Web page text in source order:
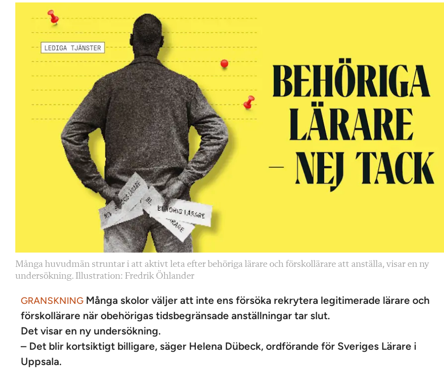
Många huvudmän struntar i att aktivt leta efter behöriga lärare och förskol­lärare att anställa, visar en ny
undersökning. Illustration: Fredrik Öhlander
GRANSKNING Många skolor väljer att inte ens försöka rekrytera ­legitimerade lärare och
förskollärare när obehörigas ­tids­begränsade anställningar tar slut.
Det visar en ny undersökning.
– Det blir kortsiktigt billigare, säger Helena Dübeck, ordförande för Sveriges Lärare i
Uppsala.